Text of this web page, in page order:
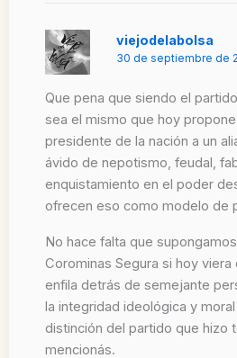
viejodelabolsa
30 de septiembre de
Que pena que siendo el
sea el mismo que hoy
presidente de la nación a un
ávido de nepotismo, feudal,
enquistamiento en el poder
ofrecen eso como modelo de
No hace falta que
Corominas Segura si hoy
enfila detrás de semejante
la integridad ideológica y
distinción del partido que hizo
mencionás.